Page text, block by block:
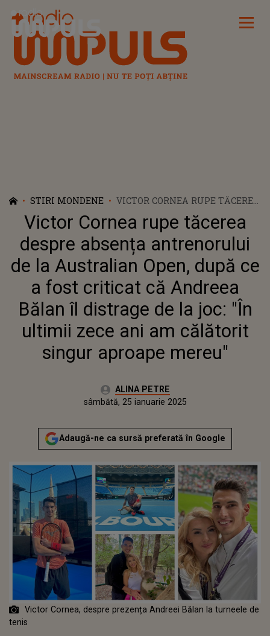
Radio Impuls
STIRI MONDENE
VICTOR CORNEA RUPE TĂCEREA
DESPRE ABSENȚA
ANTRENORULUI DE LA
AUSTRALIAN OPEN, DUPĂ CE A
FOST CRITICAT CĂ ANDREEA
BĂLAN ÎL DISTRAGE DE LA JOC:
"ÎN ULTIMII ZECE ANI AM
CĂLĂTORIT SINGUR APROAPE
Victor Cornea rupe tăcerea
despre absența antrenorului
de la Australian Open, după ce
a fost criticat că Andreea
Bălan îl distrage de la joc: "În
ultimii zece ani am călătorit
singur aproape mereu"
Autor:ALINA PETRE
joi, 25 ianuarie 2024Actualizat:
sâmbătă, 25 ianuarie 2025
Adaugă-ne ca sursă preferată în Google
Victor Cornea, despre prezența Andreei Bălan la turneele de
tenis